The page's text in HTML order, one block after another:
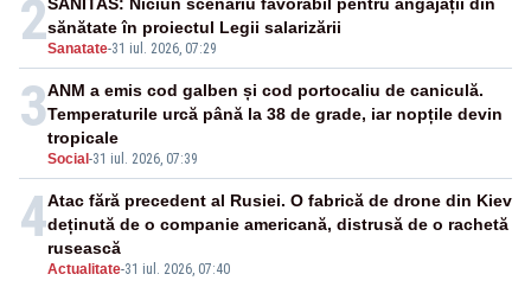
2Sanatate-31 iul. 2026, 07:29
sănătate în proiectul Legii salarizării
3
Social -31 iul. 2026, 07:39
ANM a emis cod galben și cod portocaliu de caniculă.
Temperaturile urcă până la 38 de grade, iar nopțile devin
tropicale
4
Actualitate-31 iul. 2026, 07:40
Atac fără precedent al Rusiei. O fabrică de drone din Kiev
deținută de o companie americană, distrusă de o rachetă
rusească